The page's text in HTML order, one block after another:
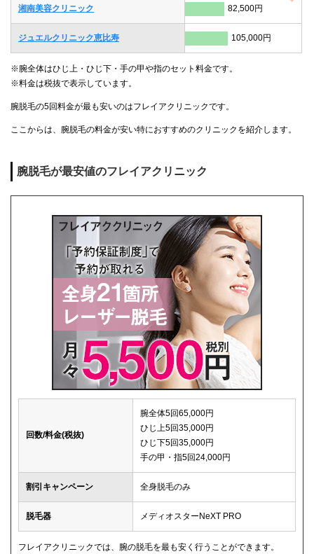
湘南美容クリニック 82,500円
ジュエルクリニック恵比寿 105,000円
※腕全体はひじ上・ひじ下・手の甲や指のセット料金です。
※料金は税抜で表示しています。
腕脱毛の5回料金が最も安いのはフレイアクリニックです。
ここからは、腕脱毛の料金が安い特におすすめのクリニックを紹介します。
腕脱毛が最安値のフレイアクリニック
回数/料金(税抜)
腕全体5回65,000円
ひじ上5回35,000円
ひじ下5回35,000円
手の甲・指5回24,000円
割引キャンペーン 全身脱毛のみ
脱毛器 メディオスターNeXT PRO
フレイアクリニックでは、腕の脱毛を最も安く行うことができます。